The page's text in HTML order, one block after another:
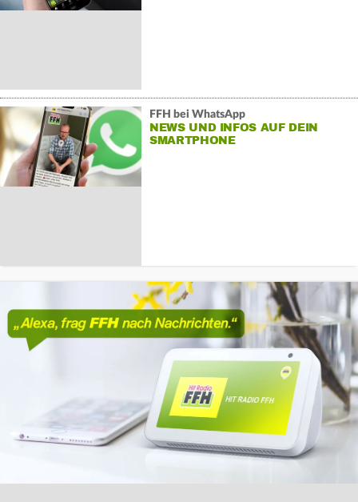
FFH bei WhatsApp
NEWS UND INFOS AUF DEIN
SMARTPHONE